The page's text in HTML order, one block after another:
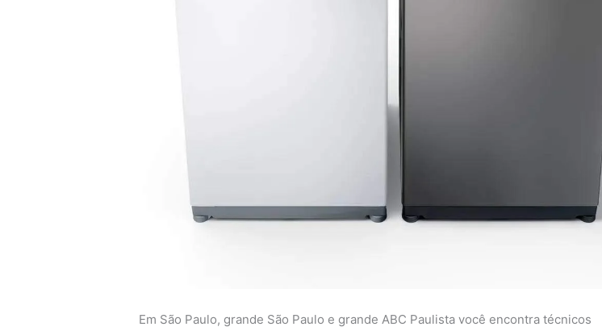
Em São Paulo, grande São Paulo e grande ABC Paulista você encontra técnicos